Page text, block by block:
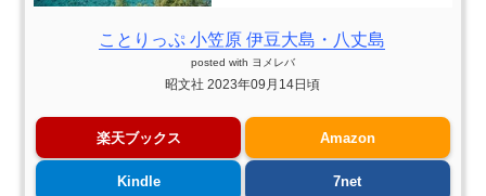
ことりっぷ 小笠原 伊豆大島・八丈島
posted with ヨメレバ
昭文社 2023年09月14日頃
楽天ブックス Amazon
Kindle 7net